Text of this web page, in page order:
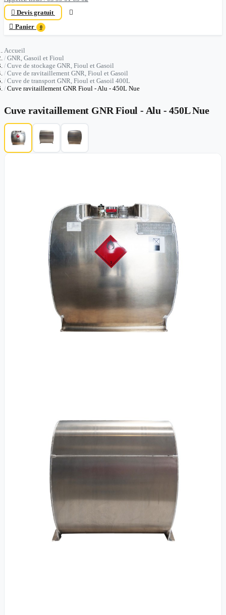
 Devis gratuit

 Panier 0
Accueil
GNR, Gasoil et Fioul
Cuve de stockage GNR, Fioul et Gasoil
Cuve de ravitaillement GNR, Fioul et Gasoil
Cuve de transport GNR, Fioul et Gasoil 400L
Cuve ravitaillement GNR Fioul - Alu - 450L Nue
Cuve ravitaillement GNR Fioul - Alu - 450L Nue